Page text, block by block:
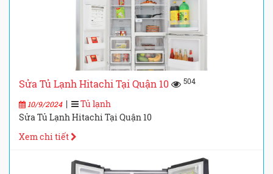
Sửa Tủ Lạnh Hitachi Tại Quận 10 504
10/9/2024|
Tủ lạnh
Sửa Tủ Lạnh Hitachi Tại Quận 10
Xem chi tiết